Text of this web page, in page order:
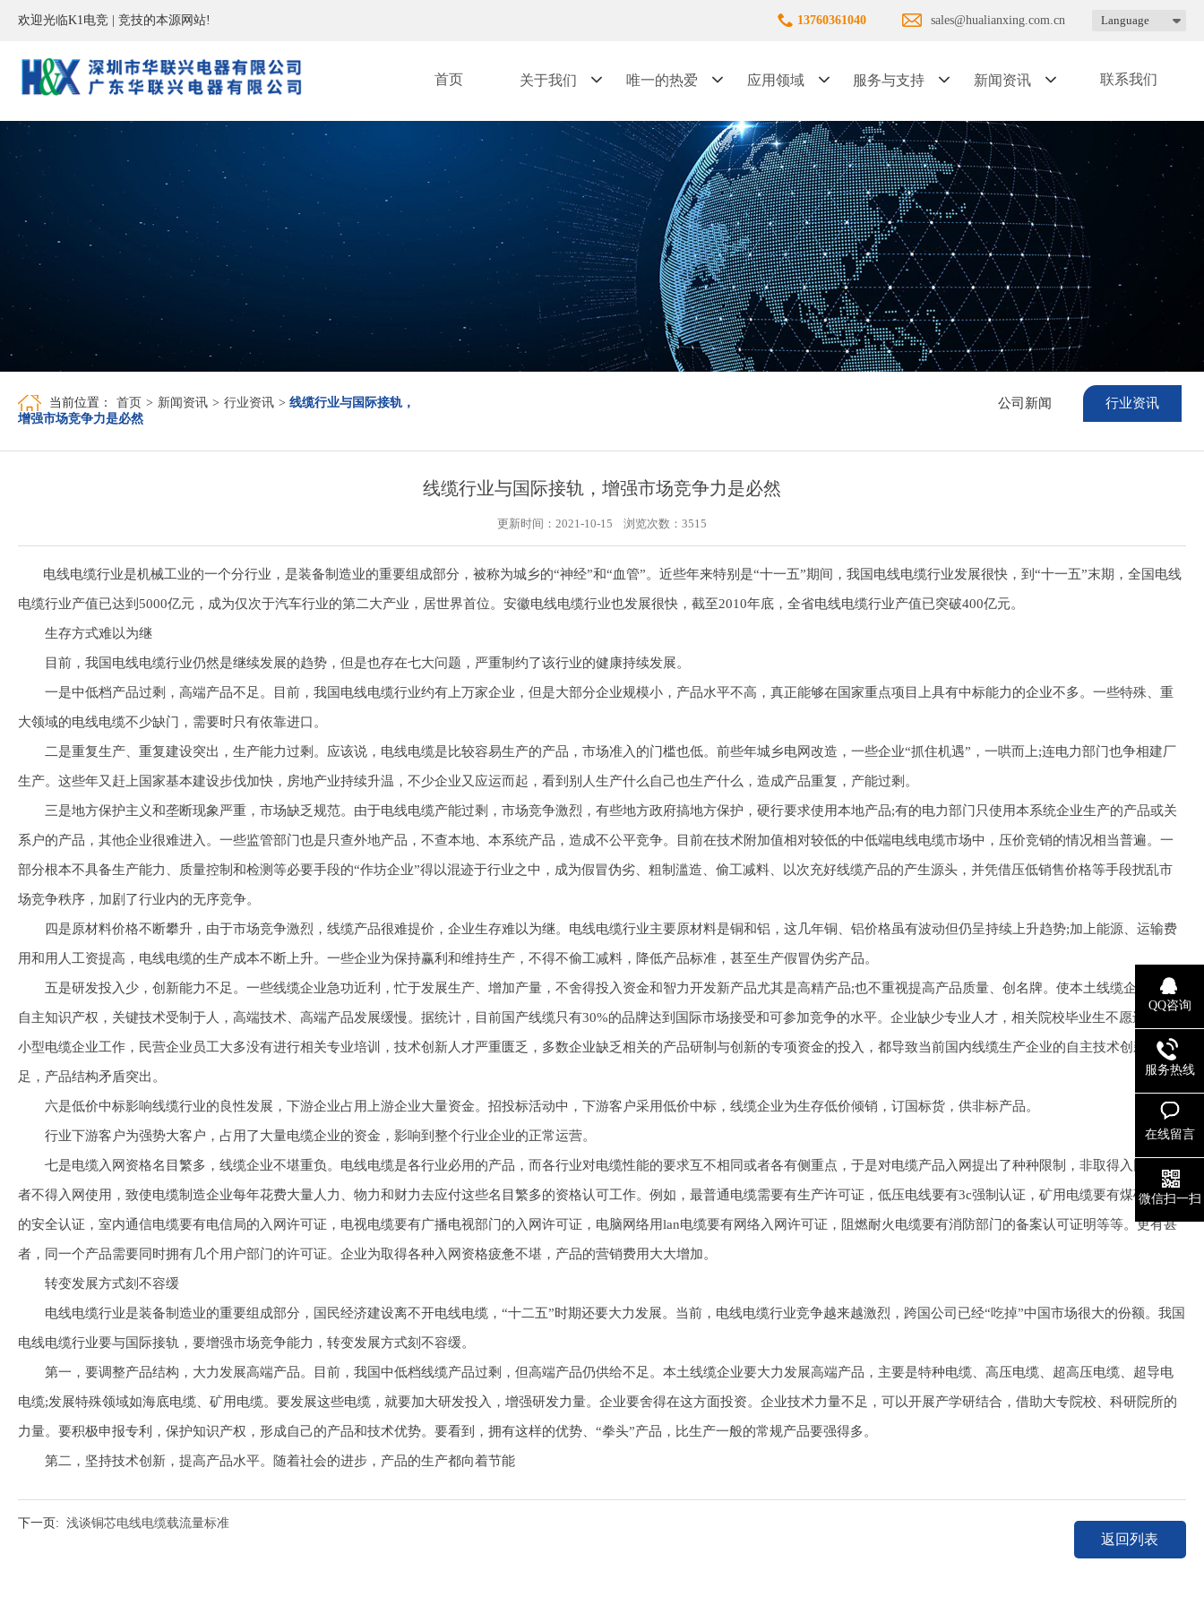
欢迎光临K1电竞 | 竞技的本源网站! Language
sales@hualianxing.com.cn
13760361040
首页 关于我们 唯一的热爱 应用领域 服务与支持 新闻资讯 联系我们
当前位置： 首页 > 新闻资讯 > 行业资讯 >线缆行业与国际接轨，
增强市场竞争力是必然
公司新闻 行业资讯
线缆行业与国际接轨，增强市场竞争力是必然
更新时间：2021-10-15 浏览次数： 3515
电线电缆行业是机械工业的一个分行业，是装备制造业的重要组成部分，被称为城乡的“神经”和“血管”。近些年来特别是“十一五”期间，我国电线电缆行业发展很快，到“十一五”末期，全国电线
电缆行业产值已达到5000亿元，成为仅次于汽车行业的第二大产业，居世界首位。安徽电线电缆行业也发展很快，截至2010年底，全省电线电缆行业产值已突破400亿元。
生存方式难以为继
目前，我国电线电缆行业仍然是继续发展的趋势，但是也存在七大问题，严重制约了该行业的健康持续发展。
一是中低档产品过剩，高端产品不足。目前，我国电线电缆行业约有上万家企业，但是大部分企业规模小，产品水平不高，真正能够在国家重点项目上具有中标能力的企业不多。一些特殊、重
大领域的电线电缆不少缺门，需要时只有依靠进口。
二是重复生产、重复建设突出，生产能力过剩。应该说，电线电缆是比较容易生产的产品，市场准入的门槛也低。前些年城乡电网改造，一些企业“抓住机遇”，一哄而上;连电力部门也争相建厂
生产。这些年又赶上国家基本建设步伐加快，房地产业持续升温，不少企业又应运而起，看到别人生产什么自己也生产什么，造成产品重复，产能过剩。
三是地方保护主义和垄断现象严重，市场缺乏规范。由于电线电缆产能过剩，市场竞争激烈，有些地方政府搞地方保护，硬行要求使用本地产品;有的电力部门只使用本系统企业生产的产品或关
系户的产品，其他企业很难进入。一些监管部门也是只查外地产品，不查本地、本系统产品，造成不公平竞争。目前在技术附加值相对较低的中低端电线电缆市场中，压价竞销的情况相当普遍。一
部分根本不具备生产能力、质量控制和检测等必要手段的“作坊企业”得以混迹于行业之中，成为假冒伪劣、粗制滥造、偷工减料、以次充好线缆产品的产生源头，并凭借压低销售价格等手段扰乱市
场竞争秩序，加剧了行业内的无序竞争。
四是原材料价格不断攀升，由于市场竞争激烈，线缆产品很难提价，企业生存难以为继。电线电缆行业主要原材料是铜和铝，这几年铜、铝价格虽有波动但仍呈持续上升趋势;加上能源、运输费
用和用人工资提高，电线电缆的生产成本不断上升。一些企业为保持赢利和维持生产，不得不偷工减料，降低产品标准，甚至生产假冒伪劣产品。
五是研发投入少，创新能力不足。一些线缆企业急功近利，忙于发展生产、增加产量，不舍得投入资金和智力开发新产品尤其是高精产品;也不重视提高产品质量、创名牌。使本土线缆企业缺乏
自主知识产权，关键技术受制于人，高端技术、高端产品发展缓慢。据统计，目前国产线缆只有30%的品牌达到国际市场接受和可参加竞争的水平。企业缺少专业人才，相关院校毕业生不愿进入中
小型电缆企业工作，民营企业员工大多没有进行相关专业培训，技术创新人才严重匮乏，多数企业缺乏相关的产品研制与创新的专项资金的投入，都导致当前国内线缆生产企业的自主技术创新不
足，产品结构矛盾突出。
六是低价中标影响线缆行业的良性发展，下游企业占用上游企业大量资金。招投标活动中，下游客户采用低价中标，线缆企业为生存低价倾销，订国标货，供非标产品。
行业下游客户为强势大客户，占用了大量电缆企业的资金，影响到整个行业企业的正常运营。
七是电缆入网资格名目繁多，线缆企业不堪重负。电线电缆是各行业必用的产品，而各行业对电缆性能的要求互不相同或者各有侧重点，于是对电缆产品入网提出了种种限制，非取得入网资格
者不得入网使用，致使电缆制造企业每年花费大量人力、物力和财力去应付这些名目繁多的资格认可工作。例如，最普通电缆需要有生产许可证，低压电线要有3c强制认证，矿用电缆要有煤矿系统
的安全认证，室内通信电缆要有电信局的入网许可证，电视电缆要有广播电视部门的入网许可证，电脑网络用lan电缆要有网络入网许可证，阻燃耐火电缆要有消防部门的备案认可证明等等。更有甚
者，同一个产品需要同时拥有几个用户部门的许可证。企业为取得各种入网资格疲惫不堪，产品的营销费用大大增加。
转变发展方式刻不容缓
电线电缆行业是装备制造业的重要组成部分，国民经济建设离不开电线电缆，“十二五”时期还要大力发展。当前，电线电缆行业竞争越来越激烈，跨国公司已经“吃掉”中国市场很大的份额。我国
电线电缆行业要与国际接轨，要增强市场竞争能力，转变发展方式刻不容缓。
第一，要调整产品结构，大力发展高端产品。目前，我国中低档线缆产品过剩，但高端产品仍供给不足。本土线缆企业要大力发展高端产品，主要是特种电缆、高压电缆、超高压电缆、超导电
电缆;发展特殊领域如海底电缆、矿用电缆。要发展这些电缆，就要加大研发投入，增强研发力量。企业要舍得在这方面投资。企业技术力量不足，可以开展产学研结合，借助大专院校、科研院所的
力量。要积极申报专利，保护知识产权，形成自己的产品和技术优势。要看到，拥有这样的优势、“拳头”产品，比生产一般的常规产品要强得多。
第二，坚持技术创新，提高产品水平。随着社会的进步，产品的生产都向着节能
返回列表
下一页:浅谈铜芯电线电缆载流量标准
QQ咨询
服务热线
在线留言
微信扫一扫